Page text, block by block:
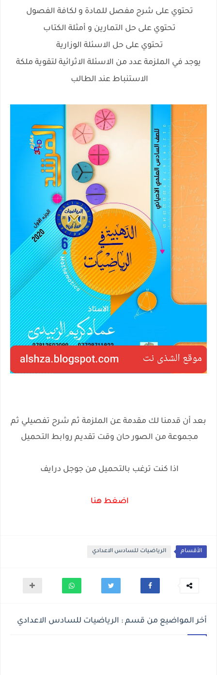
تحتوي على شرح مفصل للمادة و لكافة الفصول
تحتوي على حل التمارين و أمثلة الكتاب
تحتوي على حل الاسئلة الوزارية
يوجد في الملزمة عدد من الاسئلة الاثرائية لتقوية ملكة
الاستنباط عند الطالب
بعد أن قدمنا لك مقدمة عن الملزمة ثم شرح تفصيلي ثم
مجموعة من الصور حان وقت تقديم روابط التحميل
اذا كنت ترغب بالتحميل من جوجل درايف
اضغط هنا
الأقسام الرياضيات للسادس الاعدادي
أخر المواضيع من قسم : الرياضيات للسادس الاعدادي